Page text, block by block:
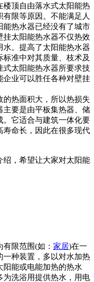
楼顶自由落水式太阳能热
限等原因。不能满足人
能热水器已经没有了城市
太阳能热水器不仅热效
。提高了太阳能热水器
准中对其质量、枝术及
式太阳能热水器所要求技
企业可以胜任各种对壁挂
热面积大，所以热损失
主要是由平板集热器、储
。它适合与建筑一体化要
寿命长，因此在很多现代
绍，希望让大家对太阳能
限范围(如： 家居)在一
一种装置，多以对水加热
阳能或电能加热的热水
为洗浴用提供热水，用电